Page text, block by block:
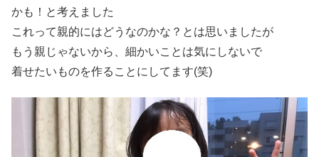
かも！と考えました
これって親的にはどうなのかな？とは思いましたが
もう親じゃないから、細かいことは気にしないで
着せたいものを作ることにしてます(笑)